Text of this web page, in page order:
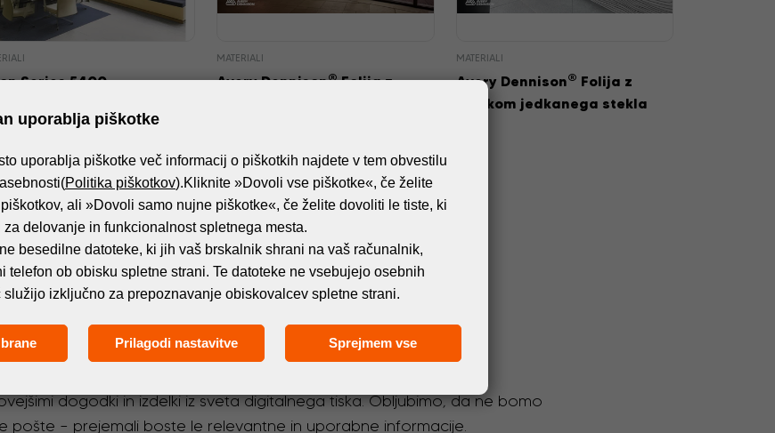
Series 5400
MATERIALI
Avery Dennison®Folija z
MATERIALI
Avery Dennison® Folija z
učinkom jedkanega stekla
Naročite se na e-novice!
dogodki in izdelki iz sveta digitalnega tiska. Obljubimo, da ne bomo
pošte – prejemali boste le relevantne in uporabne informacije.
uporablja piškotke
uporablja piškotke več informacij o piškotkih najdete v tem obvestilu
Politika piškotkov).Kliknite »Dovoli vse piškotke«, če želite
ali »Dovoli samo nujne piškotke«, če želite dovoliti le tiste, ki
delovanje in funkcionalnost spletnega mesta.
besedilne datoteke, ki jih vaš brskalnik shrani na vaš računalnik,
telefon ob obisku spletne strani. Te datoteke ne vsebujejo osebnih
služijo izključno za prepoznavanje obiskovalcev spletne strani.
Prilagodi nastavitve Sprejmem vse